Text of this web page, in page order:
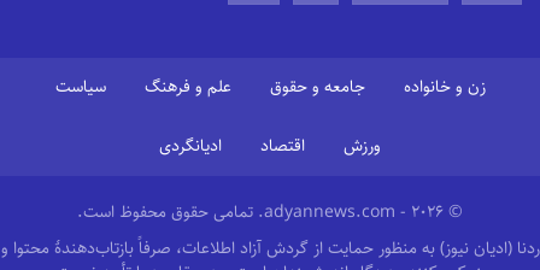
زن و خانواده جامعه و حقوق علم و فرهنگ سیاست
ورزش اقتصاد ادیانگردی
© 2026 - adyannews.com. تمامی حقوق محفوظ است.
ردنا (ادیان نیوز) به منظور حمایت از گردش آزاد اطلاعات، صرفاً بازتاب‌دهندهٔ محتوا و